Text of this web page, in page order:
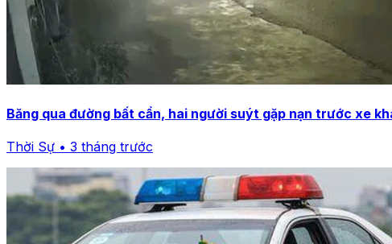
Băng qua đường bất cẩn, hai người suýt gặp nạn trước xe
Thời Sự • 3 tháng trước